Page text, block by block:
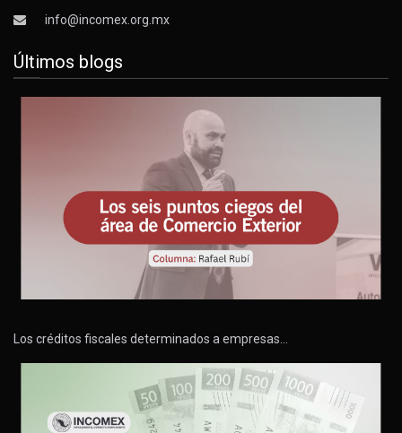
info@incomex.org.mx
Últimos blogs
Los créditos fiscales determinados a empresas…